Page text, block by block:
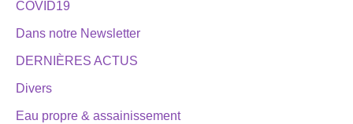
COVID19
Dans notre Newsletter
DERNIÈRES ACTUS
Divers
Eau propre & assainissement